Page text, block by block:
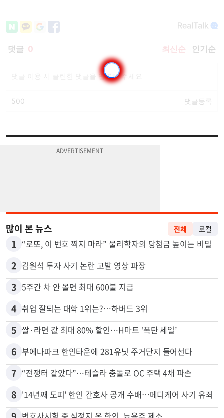
많이 본 뉴스
1 “로또, 이 번호 찍지 마라” 물리학자의 당첨금 높이는 비밀
2 김원석 투자 사기 논란 고발 영상 파장
3 5주간 차 안 몰면 최대 600불 지급
4 취업 잘되는 대학 1위는?…하버드 3위
5 쌀·라면 값 최대 80% 할인…H마트 ‘폭탄 세일’
6 부에나파크 한인타운에 281유닛 주거단지 들어선다
7 “전쟁터 같았다”…테슬라 충돌로 OC 주택 4채 파손